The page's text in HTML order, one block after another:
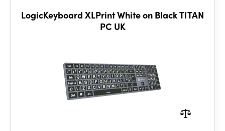
LogicKeyboard XLPrint White on Black TITAN
PC UK